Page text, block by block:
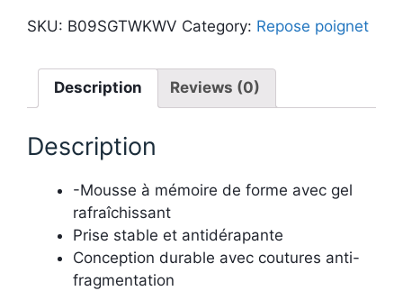
SKU: B09SGTWKWV Category: Repose poignet
Description Reviews (0)
Description
-Mousse à mémoire de forme avec gel
rafraîchissant
Prise stable et antidérapante
Conception durable avec coutures anti-
fragmentation